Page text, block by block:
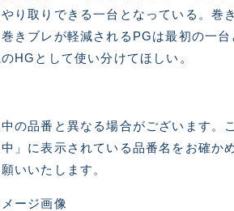
り取りできる一台となっている。巻
きブレが軽減されるPGは最初の一台
HGとして使い分けてほしい。
の品番と異なる場合がございます。
」に表示されている品番名をお確か
いいたします。
ージ画像